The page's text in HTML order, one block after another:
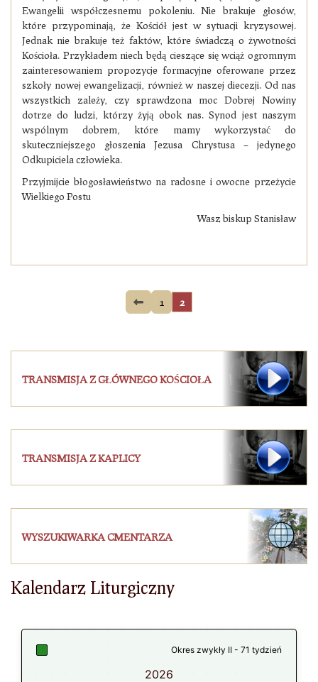
Ewangelii współczesnemu pokoleniu. Nie brakuje głosów,
które przypominają, że Kościół jest w sytuacji kryzysowej.
Jednak nie brakuje też faktów, które świadczą o żywotności
Kościoła. Przykładem niech będą cieszące się wciąż ogromnym
zainteresowaniem propozycje formacyjne oferowane przez
szkoły nowej ewangelizacji, również w naszej diecezji. Od nas
wszystkich zależy, czy sprawdzona moc Dobrej Nowiny
dotrze do ludzi, którzy żyją obok nas. Synod jest naszym
wspólnym dobrem, które mamy wykorzystać do
skuteczniejszego głoszenia Jezusa Chrystusa – jedynego
Odkupiciela człowieka.
Przyjmijcie błogosławieństwo na radosne i owocne przeżycie
Wielkiego Postu
Wasz biskup Stanisław
1 2
TRANSMISJA Z GŁÓWNEGO KOŚCIOŁA
TRANSMISJA Z KAPLICY
WYSZUKIWARKA CMENTARZA
Kalendarz Liturgiczny
Okres zwykły II - 71 tydzień
2026